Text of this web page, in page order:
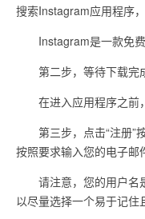
搜索Instagram应用程序，
Instagram是一款免费
第二步，等待下载完成
在进入应用程序之前，
第三步，点击“注册”
按照要求输入您的电子邮
请注意，您的用户名
以尽量选择一个易于记住